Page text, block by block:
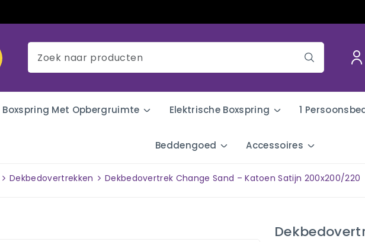
Boxspring Met Opbergruimte Elektrische Boxspring 1
Beddengoed Accessoires
Dekbedovertrekken Dekbedovertrek Change Sand – Katoen Satijn 200x200/220